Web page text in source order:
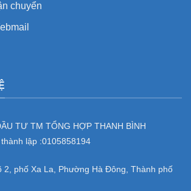
chuyển
TƯ TM TỔNG HỢP THANH BÌNH
lập :0105858194
2, phố Xa La, Phường Hà Đông, Thành phố